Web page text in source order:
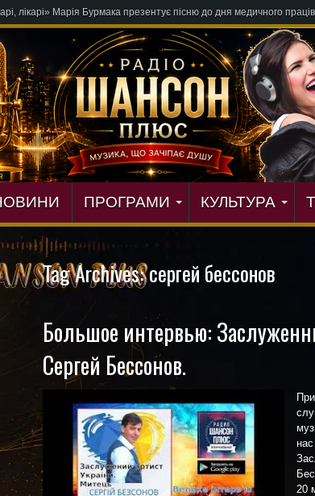
ПРОГРАМИ КУЛЬТУРА
Tag Archives:сергей бессонов
Большое интервью:
Сергей Бессонов.
20